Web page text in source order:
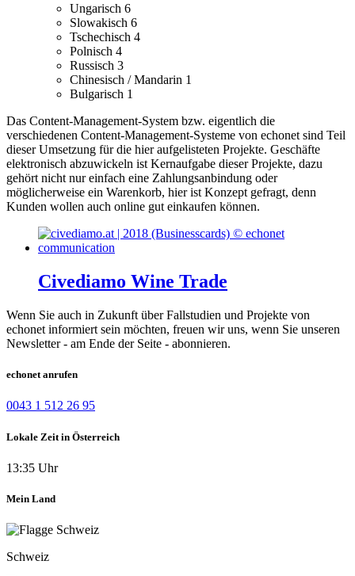
Ungarisch 6
Slowakisch 6
Tschechisch 4
Polnisch 4
Russisch 3
Chinesisch / Mandarin 1
Bulgarisch 1
Das Content-Management-System bzw. eigentlich die
verschiedenen Content-Management-Systeme von echonet sind Teil
dieser Umsetzung für die hier aufgelisteten Projekte. Geschäfte
elektronisch abzuwickeln ist Kernaufgabe dieser Projekte, dazu
gehört nicht nur einfach eine Zahlungsanbindung oder
möglicherweise ein Warenkorb, hier ist Konzept gefragt, denn
Kunden wollen auch online gut einkaufen können.
Civediamo Wine Trade
Wenn Sie auch in Zukunft über Fallstudien und Projekte von
echonet informiert sein möchten, freuen wir uns, wenn Sie unseren
Newsletter - am Ende der Seite - abonnieren.
echonet anrufen
0043 1 512 26 95
Lokale Zeit in Österreich
13:35 Uhr
Mein Land
Schweiz